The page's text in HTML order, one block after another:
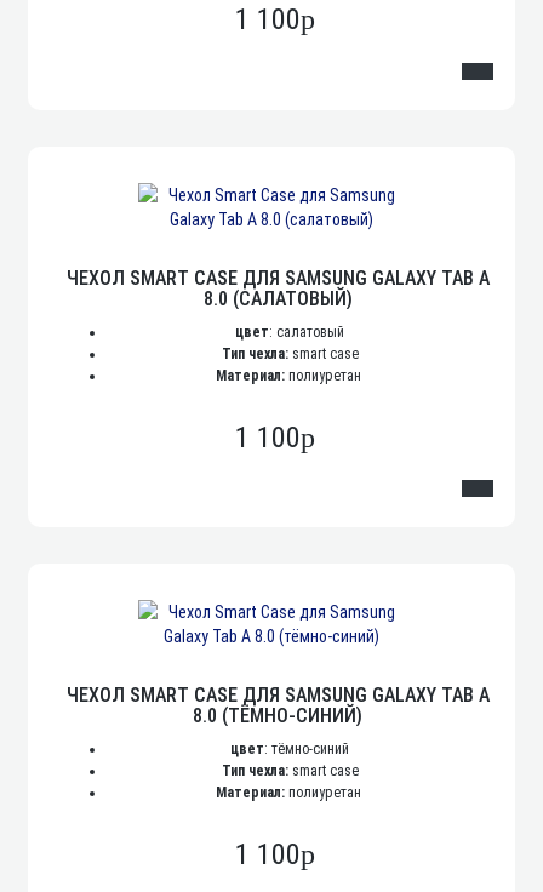
1 100p
ЧЕХОЛ SMART CASE ДЛЯ SAMSUNG GALAXY TAB A
8.0 (САЛАТОВЫЙ)
цвет: салатовый
Тип чехла: smart case
Материал: полиуретан
1 100p
ЧЕХОЛ SMART CASE ДЛЯ SAMSUNG GALAXY TAB A
8.0 (ТЁМНО-СИНИЙ)
цвет: тёмно-синий
Тип чехла: smart case
Материал: полиуретан
1 100p